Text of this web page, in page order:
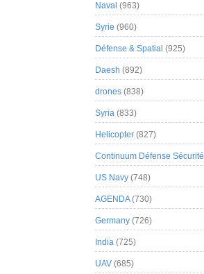
Naval (963)
Syrie (960)
Défense & Spatial (925)
Daesh (892)
drones (838)
Syria (833)
Helicopter (827)
Continuum Défense Sécurité
US Navy (748)
AGENDA(730)
Germany (726)
India (725)
UAV (685)